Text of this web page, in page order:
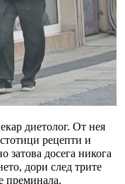
диетолог. От нея
рецепти и
затова досега никога
дори след трите
преминала.